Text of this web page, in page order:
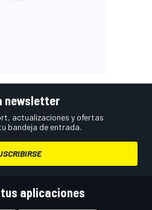
newsletter
actualizaciones y ofertas
bandeja de entrada.
aplicaciones